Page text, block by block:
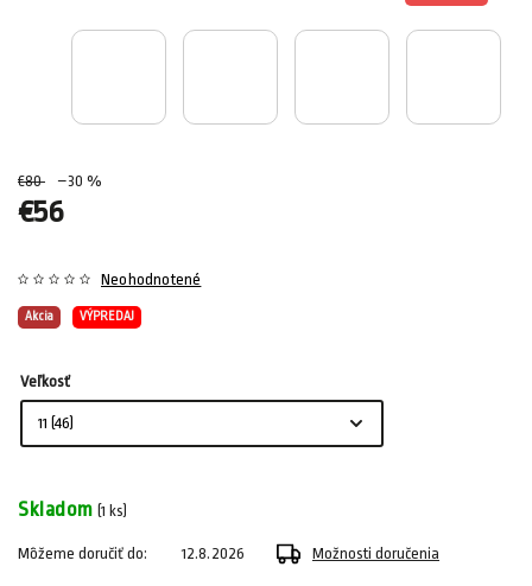
€80 –30 %
€56
Akcia VÝPREDAJ
Neohodnotené
Veľkosť
Skladom (1 ks)
Môžeme doručiť do: 12.8.2026 Možnosti doručenia